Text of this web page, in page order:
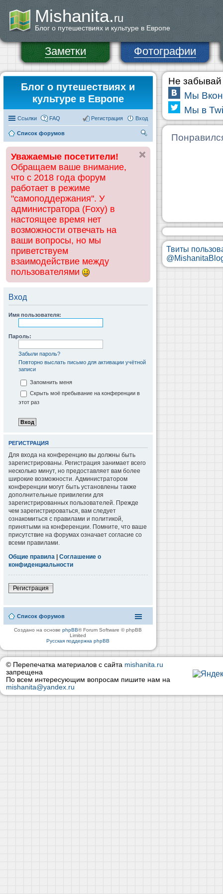
Mishanita.ru
Блог о путешествиях и культуре в Европе
Заметки Фотографии
Блог о путешествиях и
культуре в Европе
Ссылки FAQ Вход
Регистрация
Список форумов
ск
Уважаемые посетители!
Обращаем ваше внимание,
что с 2018 года форум
работает в режиме
"самоподдержания". У
администратора (Foxy) в
настоящее время нет
возможности отвечать на
ваши вопросы, но мы
приветствуем
взаимодействие между
пользователями
Вход
Имя пользователя:
Пароль:
Забыли пароль?
Повторно выслать письмо для активации учётной
записи
Запомнить меня
Скрыть моё пребывание на конференции в
этот раз
РЕГИСТРАЦИЯ
Для входа на конференцию вы должны быть
зарегистрированы. Регистрация занимает всего
несколько минут, но предоставляет вам более
широкие возможности. Администратором
конференции могут быть установлены также
дополнительные привилегии для
зарегистрированных пользователей. Прежде
чем зарегистрироваться, вам следует
ознакомиться с правилами и политикой,
принятыми на конференции. Помните, что ваше
присутствие на форумах означает согласие со
всеми правилами.
Общие правила | Соглашение о
конфиденциальности
Регистрация
Список форумов
Создано на основеphpBB® Forum Software © phpBB
Limited
Русская поддержка phpBB
Не забывай
Мы
Мы в
Твиты
© Перепечатка материалов с сайта mishanita.ru
запрещена
По всем интересующим вопросам пишите нам на
mishanita@yandex.ru